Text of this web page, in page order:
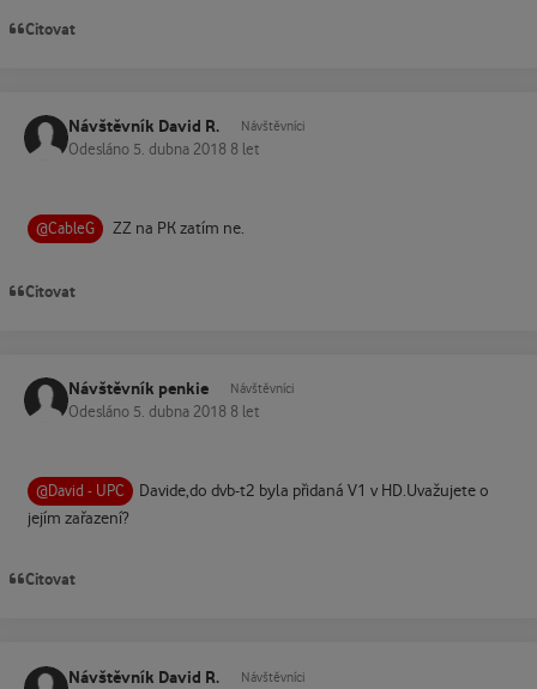
Citovat
Návštěvník David R. Návštěvníci
Odesláno 5. dubna 2018 8 let
@CableG ZZ na PK zatím ne.
Citovat
Návštěvník penkie Návštěvníci
Odesláno 5. dubna 2018 8 let
@David - UPC
Davide,do dvb-t2 byla přidaná V1 v HD.Uvažujete o
jejím zařazení?
Citovat
Návštěvník David R. Návštěvníci